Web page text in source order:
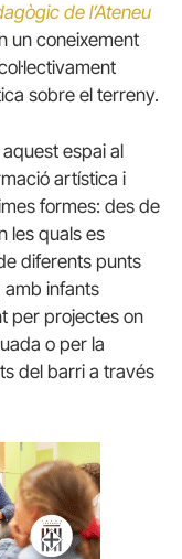
de l’Ateneu
un coneixement
sobre el terreny.
espai al
artística i
formes: des de
les quals es
diferents punts
amb infants
per projectes on
o per la
del barri a través